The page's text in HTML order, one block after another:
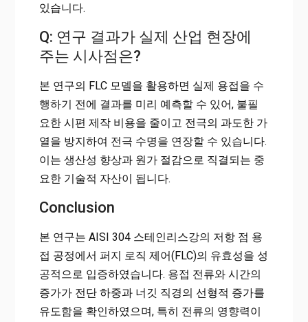
있습니다.
Q: 연구 결과가 실제 산업 현장에
주는 시사점은?
본 연구의 FLC 모델을 활용하면 실제 용접을 수
행하기 전에 결과를 미리 예측할 수 있어, 불필
요한 시편 제작 비용을 줄이고 전극의 과도한 가
열을 방지하여 전극 수명을 연장할 수 있습니다.
이는 생산성 향상과 원가 절감으로 직결되는 중
요한 기술적 자산이 됩니다.
Conclusion
본 연구는 AISI 304 스테인리스강의 저항 점 용
접 공정에서 퍼지 로직 제어(FLC)의 유효성을 성
공적으로 입증하였습니다. 용접 전류와 시간의
증가가 전단 하중과 너깃 직경의 선형적 증가를
유도함을 확인하였으며, 특히 전류의 영향력이